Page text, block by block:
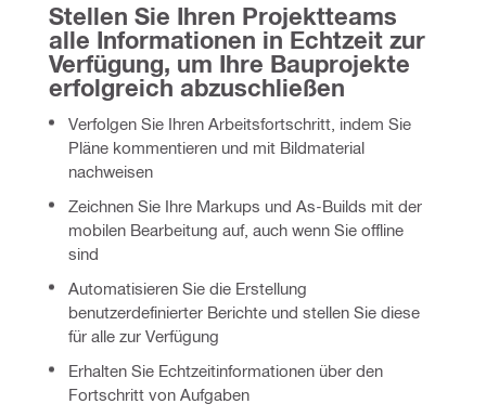
Stellen Sie Ihren Projektteams
alle Informationen in Echtzeit zur
Verfügung, um Ihre Bauprojekte
erfolgreich abzuschließen
Verfolgen Sie Ihren Arbeitsfortschritt, indem Sie
Pläne kommentieren und mit Bildmaterial
nachweisen
Zeichnen Sie Ihre Markups und As-Builds mit der
mobilen Bearbeitung auf, auch wenn Sie offline
sind
Automatisieren Sie die Erstellung
benutzerdefinierter Berichte und stellen Sie diese
für alle zur Verfügung
Erhalten Sie Echtzeitinformationen über den
Fortschritt von Aufgaben